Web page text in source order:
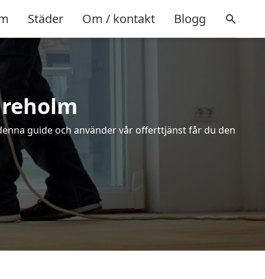
Städer Om / kontakt Blogg
guide och använder vår offerttjänst får du den